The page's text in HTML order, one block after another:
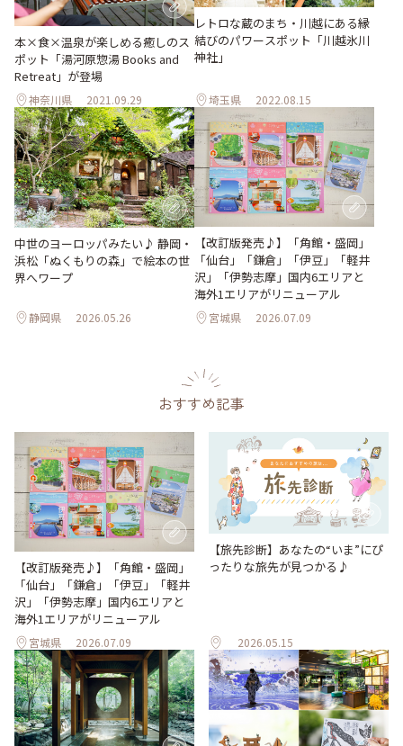
本×食×温泉が楽しめる癒しのス
ポット「湯河原惣湯 Books and
Retreat」が登場
神奈川県 2021.09.29
レトロな蔵のまち・川越にある縁
結びのパワースポット「川越氷川
神社」
埼玉県 2022.08.15
中世のヨーロッパみたい♪ 静岡・
浜松「ぬくもりの森」で絵本の世
界へワープ
静岡県 2026.05.26
【改訂版発売♪】「角館・盛岡」
「仙台」「鎌倉」「伊豆」「軽井
沢」「伊勢志摩」国内6エリアと
海外1エリアがリニューアル
宮城県 2026.07.09
おすすめ記事
【改訂版発売♪】「角館・盛岡」
「仙台」「鎌倉」「伊豆」「軽井
沢」「伊勢志摩」国内6エリアと
海外1エリアがリニューアル
宮城県 2026.07.09
【旅先診断】あなたの“いま”にぴ
ったりな旅先が見つかる♪
2026.05.15